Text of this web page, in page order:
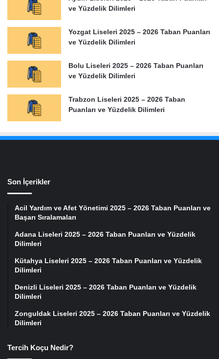
ve Yüzdelik Dilimleri
Yozgat Liseleri 2025 – 2026 Taban Puanları
ve Yüzdelik Dilimleri
Bolu Liseleri 2025 – 2026 Taban Puanları
ve Yüzdelik Dilimleri
Trabzon Liseleri 2025 – 2026 Taban
Puanları ve Yüzdelik Dilimleri
Son İçerikler
Acil Yardım ve Afet Yönetimi 2025 – 2026 Taban Puanları ve
Başarı Sıralamaları
Adana Liseleri 2025 – 2026 Taban Puanları ve Yüzdelik
Dilimleri
Kütahya Liseleri 2025 – 2026 Taban Puanları ve Yüzdelik
Dilimleri
Denizli Liseleri 2025 – 2026 Taban Puanları ve Yüzdelik
Dilimleri
Zonguldak Liseleri 2025 – 2026 Taban Puanları ve Yüzdelik
Dilimleri
Tercih Koçu Nedir?